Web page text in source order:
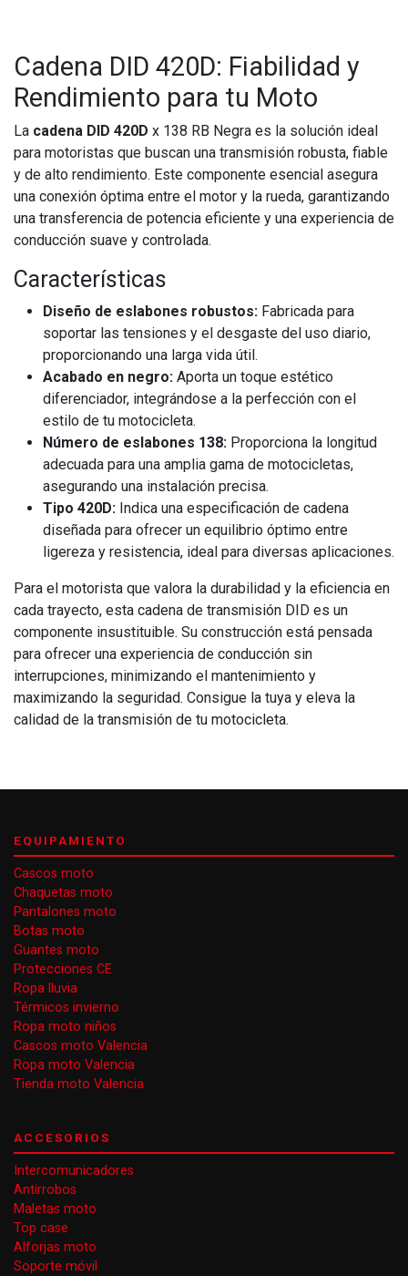
Cadena DID 420D: Fiabilidad y
Rendimiento para tu Moto
La cadena DID 420D x 138 RB Negra es la solución ideal
para motoristas que buscan una transmisión robusta, fiable
y de alto rendimiento. Este componente esencial asegura
una conexión óptima entre el motor y la rueda, garantizando
una transferencia de potencia eficiente y una experiencia de
conducción suave y controlada.
Características
Diseño de eslabones robustos: Fabricada para
soportar las tensiones y el desgaste del uso diario,
proporcionando una larga vida útil.
Acabado en negro: Aporta un toque estético
diferenciador, integrándose a la perfección con el
estilo de tu motocicleta.
Número de eslabones 138: Proporciona la longitud
adecuada para una amplia gama de motocicletas,
asegurando una instalación precisa.
Tipo 420D: Indica una especificación de cadena
diseñada para ofrecer un equilibrio óptimo entre
ligereza y resistencia, ideal para diversas aplicaciones.
Para el motorista que valora la durabilidad y la eficiencia en
cada trayecto, esta cadena de transmisión DID es un
componente insustituible. Su construcción está pensada
para ofrecer una experiencia de conducción sin
interrupciones, minimizando el mantenimiento y
maximizando la seguridad. Consigue la tuya y eleva la
calidad de la transmisión de tu motocicleta.
EQUIPAMIENTO
Cascos moto
Chaquetas moto
Pantalones moto
Botas moto
Guantes moto
Protecciones CE
Ropa lluvia
Térmicos invierno
Ropa moto niños
Cascos moto Valencia
Ropa moto Valencia
Tienda moto Valencia
ACCESORIOS
Intercomunicadores
Antirrobos
Maletas moto
Top case
Alforjas moto
Soporte móvil